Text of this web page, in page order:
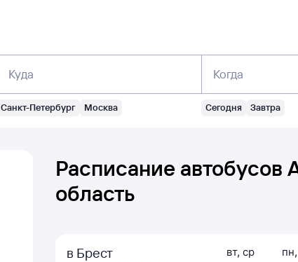
Куда
Санкт-Петербург Москва
Когда
Сегодня Завтра
Расписание автобусов
область
в Брест вт, ср
пн,